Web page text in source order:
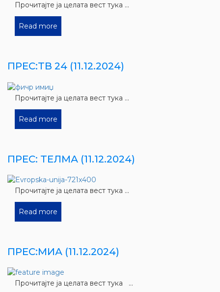
Прочитајте ја целата вест тука ...
Read more
ПРЕС:ТВ 24 (11.12.2024)
Прочитајте ја целата вест тука ...
Read more
ПРЕС: ТЕЛМА (11.12.2024)
Прочитајте ја целата вест тука ...
Read more
ПРЕС:МИА (11.12.2024)
Прочитајте ја целата вест тука ...